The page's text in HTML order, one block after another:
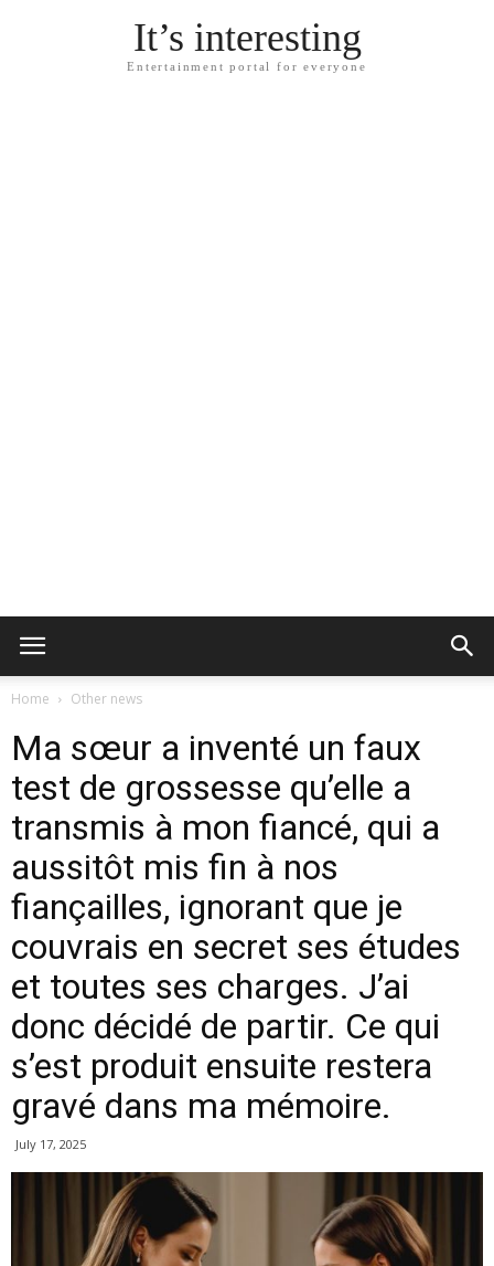
It’s interesting
Entertainment portal for everyone
Home Other news
Ma sœur a inventé un faux
test de grossesse qu’elle a
transmis à mon fiancé, qui a
aussitôt mis fin à nos
fiançailles, ignorant que je
couvrais en secret ses études
et toutes ses charges. J’ai
donc décidé de partir. Ce qui
s’est produit ensuite restera
gravé dans ma mémoire.
July 17, 2025